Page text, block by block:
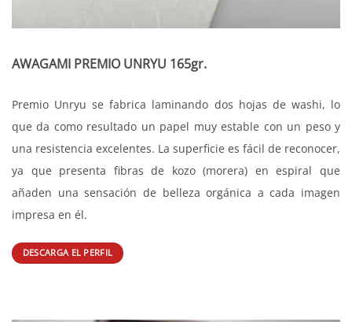
AWAGAMI PREMIO UNRYU 165gr.
Premio Unryu se fabrica laminando dos hojas de washi, lo
que da como resultado un papel muy estable con un peso y
una resistencia excelentes. La superficie es fácil de reconocer,
ya que presenta fibras de kozo (morera) en espiral que
añaden una sensación de belleza orgánica a cada imagen
impresa en él.
DESCARGA EL PERFIL